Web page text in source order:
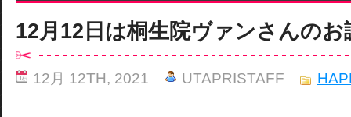
12月12日は桐生院ヴァンさんのお
12月 12TH, 2021 UTAPRISTAFF